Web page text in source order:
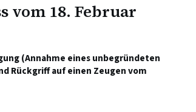
vom 18. Februar
(Annahme eines unbegründeten
Rückgriff auf einen Zeugen vom